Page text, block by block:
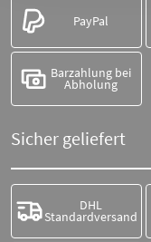
PayPal
Barzahlung bei
Abholung
Sicher geliefert
DHL
Standardversand